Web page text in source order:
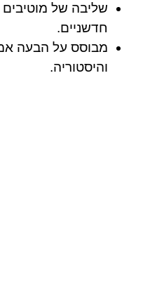
שליבה של מוטיבים
חדשניים.
מבוסס על הבעה
והיסטוריה.